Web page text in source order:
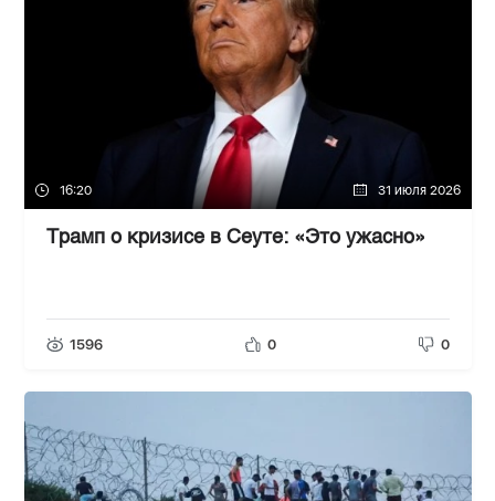
16:20 31 июля 2026
Трамп о кризисе в Сеуте: «Это ужасно»
1596 0 0